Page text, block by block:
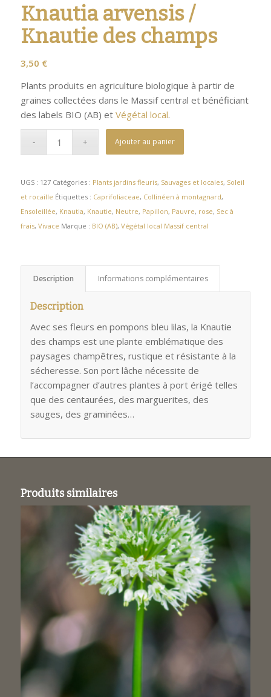
Knautia arvensis /
Knautie des champs
3,50 €
Plants produits en agriculture biologique à partir de
graines collectées dans le Massif central et bénéficiant
des labels BIO (AB) et Végétal local.
Ajouter au panier
UGS : 127 Catégories : Plants jardins fleuris, Sauvages et locales, Soleil
et rocaille Étiquettes : Caprifoliaceae, Collinéen à montagnard,
Ensoleillée, Knautia, Knautie, Neutre, Papillon, Pauvre, rose, Sec à
frais, Vivace Marque : BIO (AB), Végétal local Massif central
Description Informations complémentaires
Description
Avec ses fleurs en pompons bleu lilas, la Knautie
des champs est une plante emblématique des
paysages champêtres, rustique et résistante à la
sécheresse. Son port lâche nécessite de
l’accompagner d’autres plantes à port érigé telles
que des centaurées, des marguerites, des
sauges, des graminées…
Produits similaires